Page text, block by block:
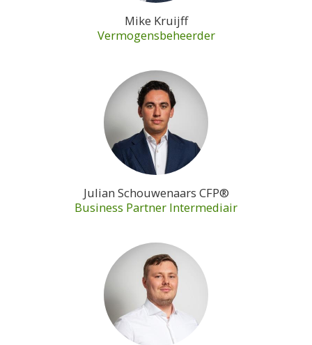
Mike Kruijff
Vermogensbeheerder
Julian Schouwenaars CFP®
Business Partner Intermediair